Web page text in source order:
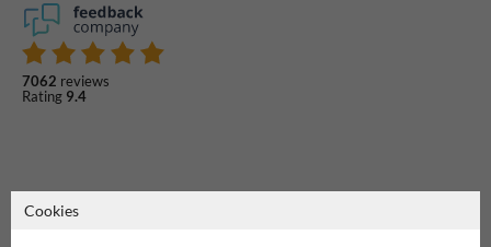
7062 reviews
Rating 9.4
Cookies